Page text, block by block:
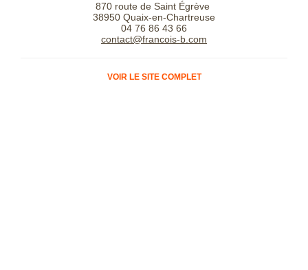
870 route de Saint Égrève
38950 Quaix-en-Chartreuse
04 76 86 43 66
contact@francois-b.com
VOIR LE SITE COMPLET